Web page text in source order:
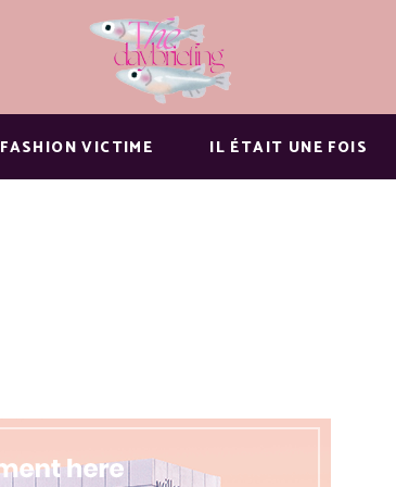
FASHION VICTIME IL ÉTAIT UNE FOIS